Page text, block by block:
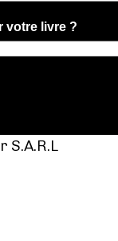
votre livre ?